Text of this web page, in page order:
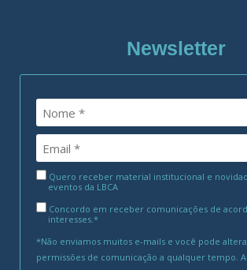
Newsletter
Quero receber material institucional e
eventos da LBCA
Concordo em receber comunicações de
interesses.*
*Não enviamos muitos e-mails e você pode
permissões de comunicação a qualquer tempo.